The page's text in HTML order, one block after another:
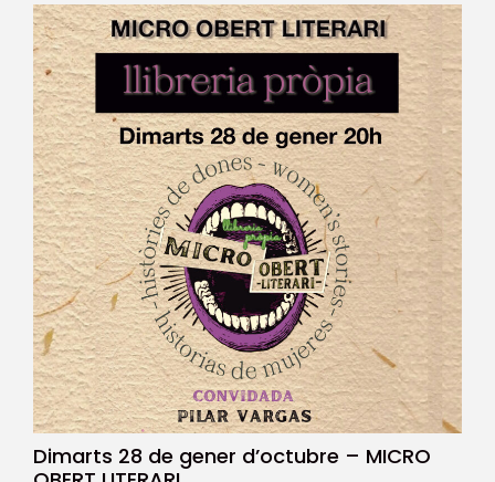
Dimarts 28 de gener d’octubre – MICRO